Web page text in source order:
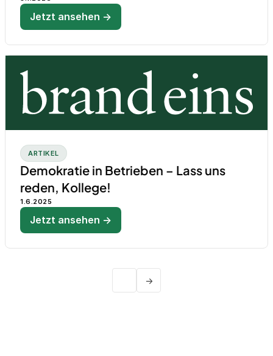
Jetzt ansehen →
ARTIKEL
Demokratie in Betrieben – Lass uns
reden, Kollege!
1.6.2025
Jetzt ansehen →
→